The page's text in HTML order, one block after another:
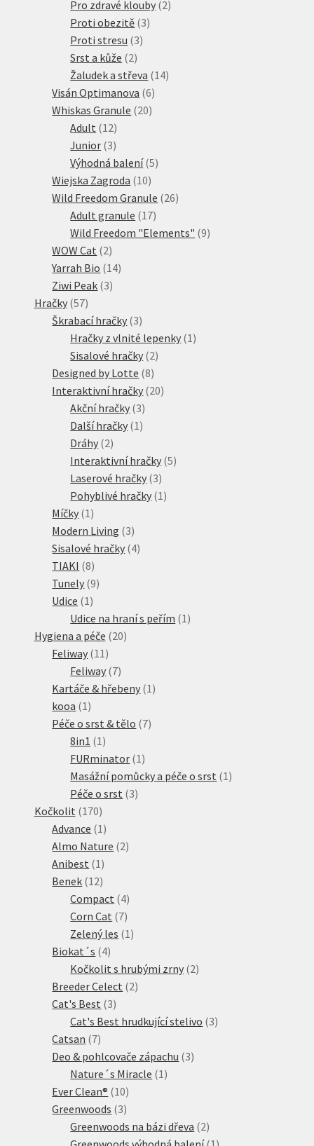
produkty
Pro zdravé klouby 22
Proti obezitě 33
Proti stresu 33
Srst a kůže 22
produkty
Žaludek a střeva 1414
Visán Optimanova 66
produktů
Whiskas Granule 2020
Adult 1212
produktů
Junior 33
produkty
Výhodná balení 55
Wiejska Zagroda 1010
produktů
Wild Freedom Granule 2626
Adult granule 1717
produktů
Wild Freedom "Elements" 99
WOW Cat 22
produkty
Yarrah Bio 1414
Ziwi Peak 33
Hračky 5757
produktů
Škrabací hračky 33
produkty
Hračky z vlnité lepenky 1 1
Sisalové hračky 22
Designed by Lotte 88
produktů
Interaktivní hračky 2020
Akční hračky 33
produkty
Další hračky 1 1
Dráhy 22
produkty
Interaktivní hračky 55
Laserové hračky 33
produkty
Pohyblivé hračky 1 1
Míčky 1 1
produkt
Modern Living 33
produkty
Sisalové hračky 44
TIAKI 88
produktů
Tunely 99
Udice 1 1
produkt
Udice na hraní s peřím 1 1
Hygiena a péče 2020
Feliway 11 11
produktů
Feliway 77
produktů
Kartáče & hřebeny 1 1
kooa 1 1
produkt
Péče o srst & tělo 77
8in1 1 1
produkt
FURminator 1 1
produkt
Masážní pomůcky a péče o srst 1 1
Péče o srst 33
Kočkolit 170170
produktů
Advance 1 1
produkt
Almo Nature 22
Anibest 1 1
produkt
Benek 1212
produktů
Compact 44
produkty
Corn Cat 77
produktů
Zelený les 1 1
Biokat´s 44
produkty
Kočkolit s hrubými zrny 22
Breeder Celect 22
Cat's Best 33
produkty
Cat's Best hrudkující stelivo 33
Catsan 77
produktů
Deo & pohlcovače zápachu 33
Nature´s Miracle 1 1
Ever Clean® 1010
produktů
Greenwoods 33
produkty
Greenwoods na bázi dřeva 22
produkty
1